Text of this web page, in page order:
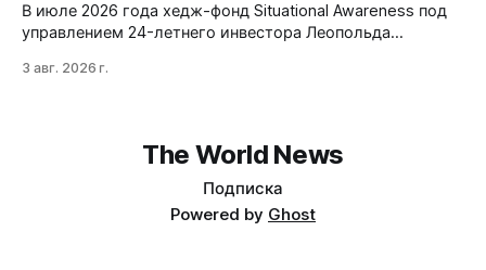
В июле 2026 года хедж-фонд Situational Awareness под
управлением 24-летнего инвестора Леопольда
потеряв $30 млрд за месяц. Причина — маржин-коллы
3 авг. 2026 г.
The World News
Подписка
Powered by Ghost